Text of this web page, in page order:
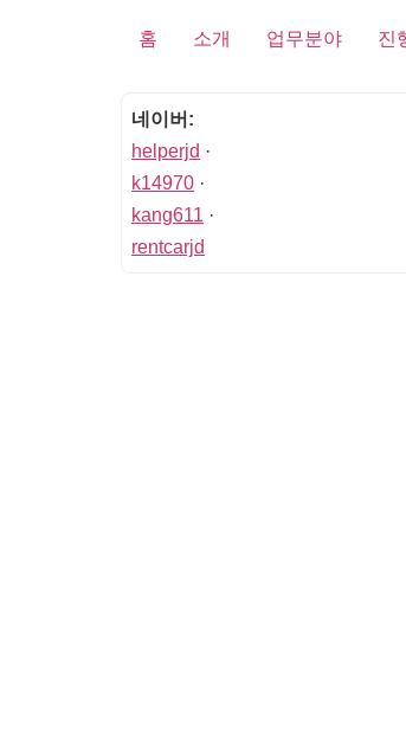
홈 소개 업무분야 진
네이버:
helperjd ·
k14970 ·
kang611 ·
rentcarjd